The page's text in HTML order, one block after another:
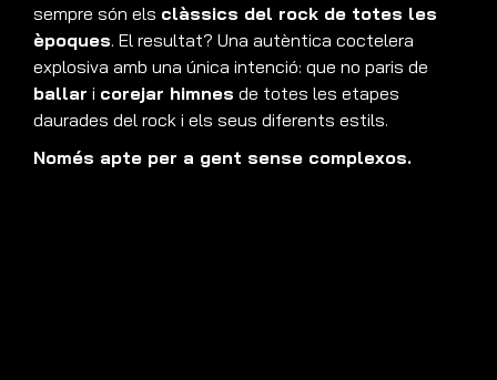
sempre són els clàssics del rock de totes les
èpoques. El resultat? Una autèntica coctelera
explosiva amb una única intenció: que no paris de
ballar i corejar himnes de totes les etapes
daurades del rock i els seus diferents estils.
Només apte per a gent sense complexos.